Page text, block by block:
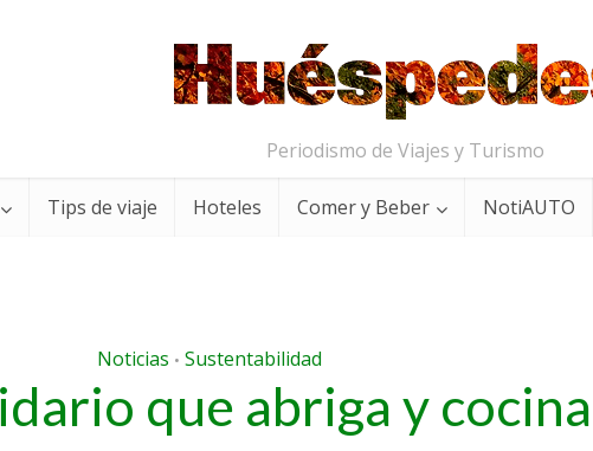
Periodismo de Viajes y Turismo
Tips de viaje Hoteles Comer y Beber NotiAUTO
Noticias • Sustentabilidad
que abriga y cocina